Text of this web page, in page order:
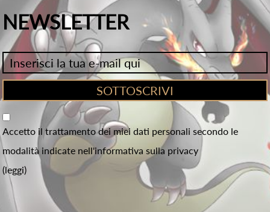
NEWSLETTER
Accetto il trattamento dei miei dati personali secondo le
modalità indicate nell'informativa sulla privacy
(leggi)